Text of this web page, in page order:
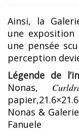
Ainsi, la
une
une pensée
perception
Légende de
Nonas,
Nonas &
Fanuele